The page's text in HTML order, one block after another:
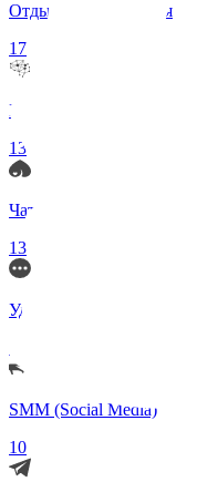
Отдых и Развлечения
17
Нейросети и ИИ
13
Чаты по интересам
13
Удаленка (Работа)
SMM (Social Media)
10